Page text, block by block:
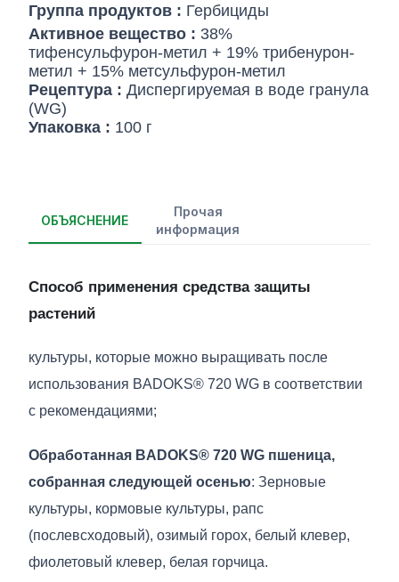
Группа продуктов : Гербициды
Активное вещество : 38%
тифенсульфурон-метил + 19% трибенурон-
метил + 15% метсульфурон-метил
Рецептура : Диспергируемая в воде гранула
(WG)
Упаковка : 100 г
ОБЪЯСНЕНИЕ
Прочая
информация
Способ применения средства защиты
растений
культуры, которые можно выращивать после
использования BADOKS® 720 WG в соответствии
с рекомендациями;
Обработанная BADOKS® 720 WG пшеница,
собранная следующей осенью: Зерновые
культуры, кормовые культуры, рапс
(послевсходовый), озимый горох, белый клевер,
фиолетовый клевер, белая горчица.